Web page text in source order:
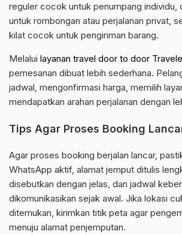
reguler cocok untuk penumpang
untuk rombongan atau perjalanan privat,
kilat cocok untuk pengiriman barang.
Melalui layanan travel door to door
pemesanan dibuat lebih sederhana.
jadwal, mengonfirmasi harga, memilih
mendapatkan arahan perjalanan dengan
Tips Agar Proses Booking
Agar proses booking berjalan lancar,
WhatsApp aktif, alamat jemput ditulis
disebutkan dengan jelas, dan jadwal
dikomunikasikan sejak awal. Jika lokasi
ditemukan, kirimkan titik peta agar
menuju alamat penjemputan.